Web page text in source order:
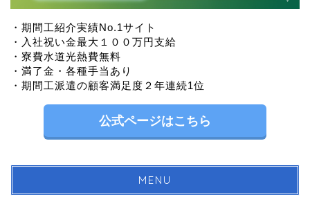
・期間工紹介実績No.1サイト
・入社祝い金最大１００万円支給
・寮費水道光熱費無料
・満了金・各種手当あり
・期間工派遣の顧客満足度２年連続1位
公式ページはこちら
MENU